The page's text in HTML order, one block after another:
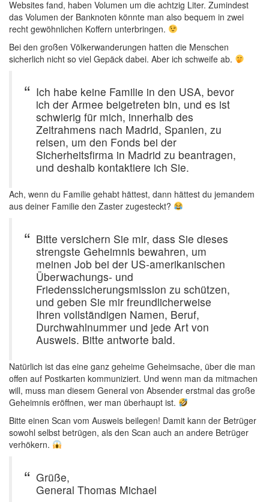
Websites fand, haben Volumen um die achtzig Liter. Zumindest
das Volumen der Banknoten könnte man also bequem in zwei
recht gewöhnlichen Koffern unterbringen.
Bei den großen Völkerwanderungen hatten die Menschen
sicherlich nicht so viel Gepäck dabei. Aber ich schweife ab.
Ich habe keine Familie in den USA, bevor
ich der Armee beigetreten bin, und es ist
schwierig für mich, innerhalb des
Zeitrahmens nach Madrid, Spanien, zu
reisen, um den Fonds bei der
Sicherheitsfirma in Madrid zu beantragen,
und deshalb kontaktiere ich Sie.
Ach, wenn du Familie gehabt hättest, dann hättest du jemandem
aus deiner Familie den Zaster zugesteckt?
Bitte versichern Sie mir, dass Sie dieses
strengste Geheimnis bewahren, um
meinen Job bei der US-amerikanischen
Überwachungs- und
Friedenssicherungsmission zu schützen,
und geben Sie mir freundlicherweise
Ihren vollständigen Namen, Beruf,
Durchwahlnummer und jede Art von
Ausweis. Bitte antworte bald.
Natürlich ist das eine ganz geheime Geheimsache, über die man
offen auf Postkarten kommuniziert. Und wenn man da mitmachen
will, muss man diesem General von Absender erstmal das große
Geheimnis eröffnen, wer man überhaupt ist.
Bitte einen Scan vom Ausweis beilegen! Damit kann der Betrüger
sowohl selbst betrügen, als den Scan auch an andere Betrüger
verhökern.
Grüße,
General Thomas Michael